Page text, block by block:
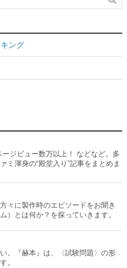
ング
ジビュー数万以上！ などなど。多
ミ渾身の“殿堂入り”記事をまとめま
々に製作時のエピソードをお聞き
）とは何か？を探っていきます。
。『赫本』は、〈試験問題〉の形
。